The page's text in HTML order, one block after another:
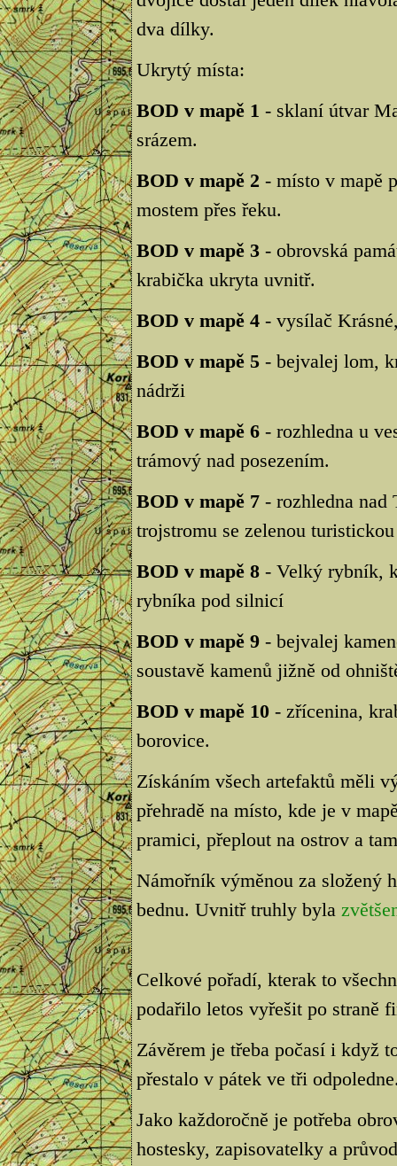
dva dílky.
Ukrytý místa:
BOD v mapě 1 - sklaní útvar
srázem.
BOD v mapě 2 - místo v mapě
mostem přes řeku.
BOD v mapě 3- obrovská
krabička ukryta uvnitř.
BOD v mapě 4- vysílač
BOD v mapě 5- bejvalej lom,
nádrži
BOD v mapě 6- rozhledna u
trámový nad posezením.
BOD v mapě 7- rozhledna nad
trojstromu se zelenou
BOD v mapě 8- Velký rybník,
rybníka pod silnicí
BOD v mapě 9- bejvalej
soustavě kamenů jižně od
BOD v mapě 10- zřícenina,
borovice.
Získáním všech artefaktů měli
přehradě na místo, kde je v
pramici, přeplout na ostrov a
Námořník výměnou za složený
bednu. Uvnitř truhly byla
Celkové pořadí, kterak to
podařilo letos vyřešit po straně
Závěrem je třeba počasí i když
přestalo v pátek ve tři
Jako každoročně je potřeba
hostesky, zapisovatelky a